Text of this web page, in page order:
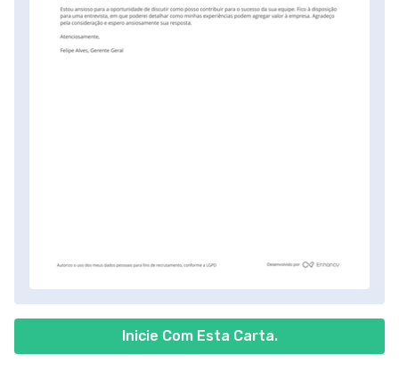
Inicie Com Esta Carta.